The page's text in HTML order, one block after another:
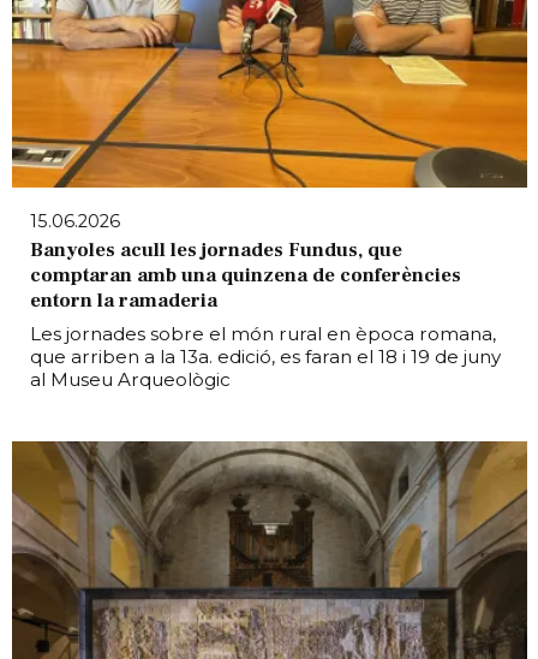
15.06.2026
Banyoles acull les jornades Fundus, que
comptaran amb una quinzena de conferències
entorn la ramaderia
Les jornades sobre el món rural en època romana,
que arriben a la 13a. edició, es faran el 18 i 19 de juny
al Museu Arqueològic